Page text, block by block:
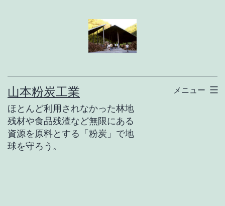
ツ
へ
ス
キ
ッ
山本粉炭工業
ほとんど利用されなかった林地
残材や食品残渣など無限にある
資源を原料とする「粉炭」で地
球を守ろう。
メニュー